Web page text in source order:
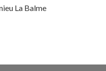
La Balme